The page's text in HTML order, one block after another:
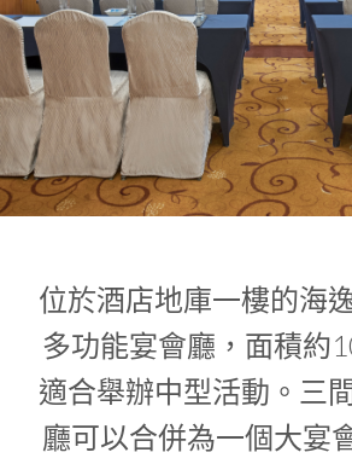
位於酒店地庫一樓的海
多功能宴會廳，面積約
適合舉辦中型活動。三
廳可以合併為一個大宴